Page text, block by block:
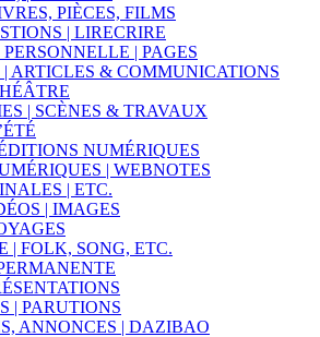
PIÈCES, FILMS
| LIRECRIRE
| PAGES
| ARTICLES & COMMUNICATIONS
| SCÈNES & TRAVAUX
NUMÉRIQUES
| WEBNOTES
| ETC.
| IMAGES
| FOLK, SONG, ETC.
| PARUTIONS
ANNONCES | DAZIBAO